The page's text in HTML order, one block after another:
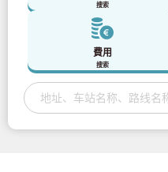
搜索
費用
搜索